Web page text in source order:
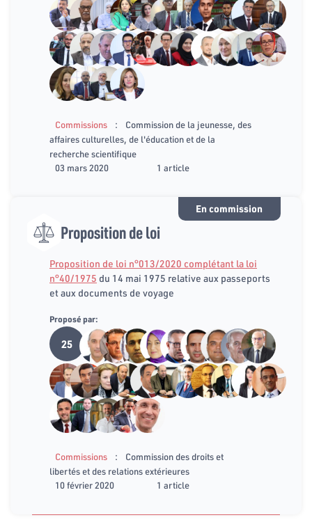
Commissions :
Commission de la jeunesse, des
affaires culturelles, de l'éducation et de la
recherche scientifique
03 mars 2020
1 article
En commission
Proposition de loi
Proposition de loi n°013/2020 complétant la loi
n°40/1975 du 14 mai 1975 relative aux passeports
et aux documents de voyage
Proposé par:
25
Commissions :
Commission des droits et
libertés et des relations extérieures
10 février 2020
1 article